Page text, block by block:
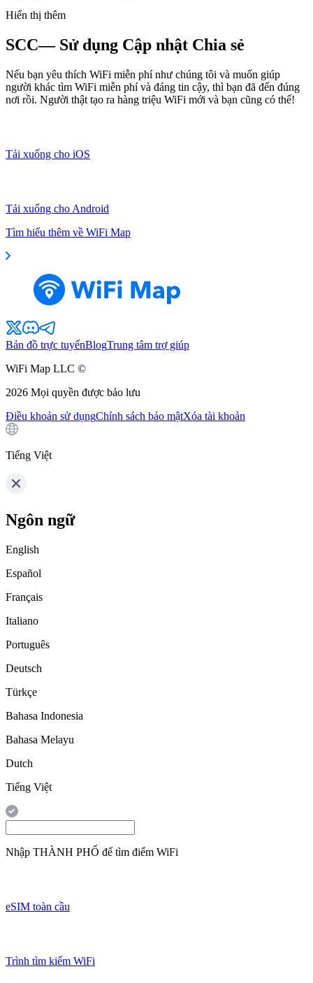
Hiển thị thêm
SCC— Sử dụng Cập nhật Chia sẻ
Nếu bạn yêu thích WiFi miễn phí như chúng tôi và muốn giúp
người khác tìm WiFi miễn phí và đáng tin cậy, thì bạn đã đến đúng
nơi rồi. Người thật tạo ra hàng triệu WiFi mới và bạn cũng có thể!
Tải xuống cho iOS
Tải xuống cho Android
Tìm hiểu thêm về WiFi Map
Bản đồ trực tuyếnBlogTrung tâm trợ giúp
WiFi Map LLC ©
2026 Mọi quyền được bảo lưu
Điều khoản sử dụngChính sách bảo mậtXóa tài khoản
Tiếng Việt
Ngôn ngữ
English
Español
Français
Italiano
Português
Deutsch
Türkçe
Bahasa Indonesia
Bahasa Melayu
Dutch
Tiếng Việt
Nhập THÀNH PHỐ để tìm điểm WiFi
eSIM toàn cầu
Trình tìm kiếm WiFi